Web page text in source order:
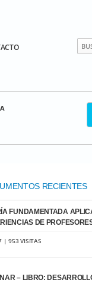
RECIENTES
FUNDAMENTADA
DE
| 953 VISITAS
– LIBRO: